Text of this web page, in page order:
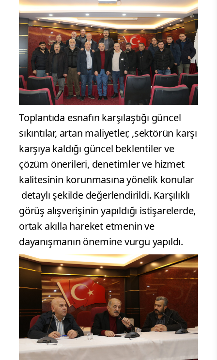
Toplantıda esnafın karşılaştığı güncel
sıkıntılar, artan maliyetler, ,sektörün karşı
karşıya kaldığı güncel beklentiler ve
çözüm önerileri, denetimler ve hizmet
kalitesinin korunmasına yönelik konular
detaylı şekilde değerlendirildi. Karşılıklı
görüş alışverişinin yapıldığı istişarelerde,
ortak akılla hareket etmenin ve
dayanışmanın önemine vurgu yapıldı.